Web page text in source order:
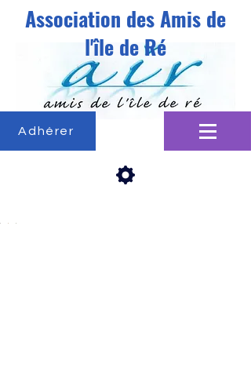
Adhérer
Association des Amis de
l'île de Ré